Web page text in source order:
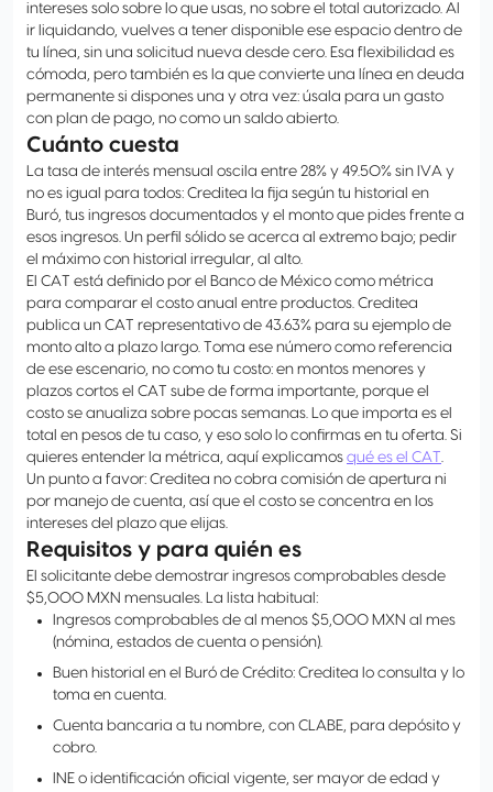
intereses solo sobre lo que usas, no sobre el total autorizado. Al
ir liquidando, vuelves a tener disponible ese espacio dentro de
tu línea, sin una solicitud nueva desde cero. Esa flexibilidad es
cómoda, pero también es la que convierte una línea en deuda
permanente si dispones una y otra vez: úsala para un gasto
con plan de pago, no como un saldo abierto.
Cuánto cuesta
La tasa de interés mensual oscila entre 28% y 49.50% sin IVA y
no es igual para todos: Creditea la fija según tu historial en
Buró, tus ingresos documentados y el monto que pides frente a
esos ingresos. Un perfil sólido se acerca al extremo bajo; pedir
el máximo con historial irregular, al alto.
El CAT está definido por el Banco de México como métrica
para comparar el costo anual entre productos. Creditea
publica un CAT representativo de 43.63% para su ejemplo de
monto alto a plazo largo. Toma ese número como referencia
de ese escenario, no como tu costo: en montos menores y
plazos cortos el CAT sube de forma importante, porque el
costo se anualiza sobre pocas semanas. Lo que importa es el
total en pesos de tu caso, y eso solo lo confirmas en tu oferta. Si
quieres entender la métrica, aquí explicamos qué es el CAT .
Un punto a favor: Creditea no cobra comisión de apertura ni
por manejo de cuenta, así que el costo se concentra en los
intereses del plazo que elijas.
Requisitos y para quién es
El solicitante debe demostrar ingresos comprobables desde
$5,000 MXN mensuales. La lista habitual:
Ingresos comprobables de al menos $5,000 MXN al mes
(nómina, estados de cuenta o pensión).
Buen historial en el Buró de Crédito: Creditea lo consulta y lo
toma en cuenta.
Cuenta bancaria a tu nombre, con CLABE, para depósito y
cobro.
INE o identificación oficial vigente, ser mayor de edad y